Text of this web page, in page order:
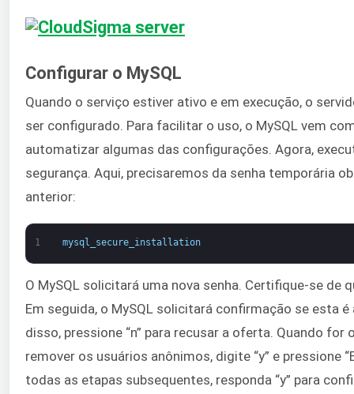
Configurar o MySQL
Quando o serviço estiver ativo e em execução, o
ser configurado. Para facilitar o uso, o MySQL vem
automatizar algumas das configurações. Agora,
segurança. Aqui, precisaremos da senha temporária
anterior:
1 mysql_secure_installation
O MySQL solicitará uma nova senha. Certifique-se de
Em seguida, o MySQL solicitará confirmação se esta é
disso, pressione “n” para recusar a oferta. Quando for
remover os usuários anônimos, digite “y” e pressione
todas as etapas subsequentes, responda “y” para